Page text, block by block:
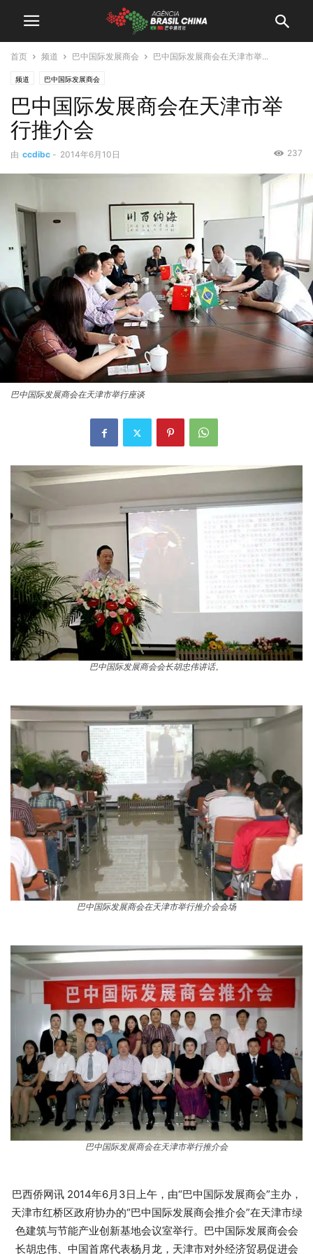
首页 频道 巴中国际发展商会 巴中国际发展商会在天津市举...
频道 巴中国际发展商会
巴中国际发展商会在天津市举
行推介会
由 ccdibc - 2014年6月10日 237
巴中国际发展商会在天津市举行座谈
巴中国际发展商会会长胡忠伟讲话。
巴中国际发展商会在天津市举行推介会会场
巴中国际发展商会在天津市举行推介会
巴西侨网讯 2014年6月3日上午，由“巴中国际发展商会”主办，
天津市红桥区政府协办的“巴中国际发展商会推介会”在天津市绿
色建筑与节能产业创新基地会议室举行。巴中国际发展商会会
长胡忠伟、中国首席代表杨月龙，天津市对外经济贸易促进会